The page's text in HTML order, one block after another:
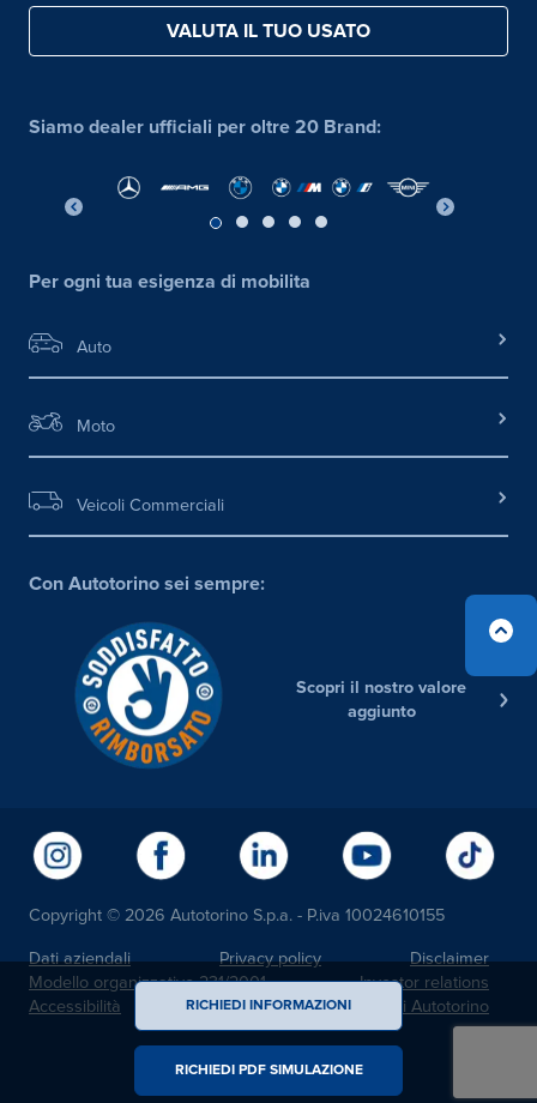
RICHIEDI INFORMAZIONI
RICHIEDI PDF SIMULAZIONE
VALUTA IL TUO USATO
Siamo dealer ufficiali per oltre 20 Brand:
Per ogni tua esigenza di mobilita
Auto
Moto
Veicoli Commerciali
Con Autotorino sei sempre:
Scopri il nostro valore
aggiunto
Copyright © 2026 Autotorino S.p.a. - P.iva 10024610155
Dati aziendali Privacy policy
Disclaimer
Modello organizzativo 231/2001
Investor relations
Accessibilità
Noi Autotorino